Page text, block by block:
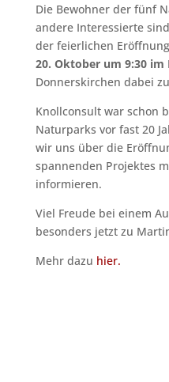
Die Bewohner der fünf
andere Interessierte
der feierlichen
20. Oktober um 9:30 im
Donnerskirchen dabei
Knollconsult war schon
Naturparks vor fast 20
wir uns über die
spannenden Projektes
informieren.
Viel Freude bei einem
besonders jetzt zu
Mehr dazu hier.